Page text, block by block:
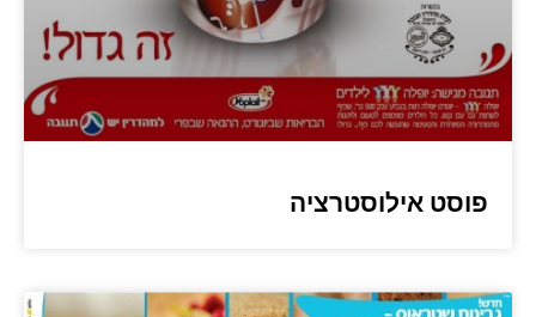
פוסט אילוסטרציה